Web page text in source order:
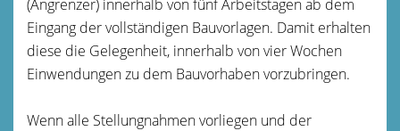
(Angrenzer) innerhalb von fünf Arbeitstagen ab dem
Eingang der vollständigen Bauvorlagen. Damit erhalten
diese die Gelegenheit, innerhalb von vier Wochen
Einwendungen zu dem Bauvorhaben vorzubringen.
Wenn alle Stellungnahmen vorliegen und der